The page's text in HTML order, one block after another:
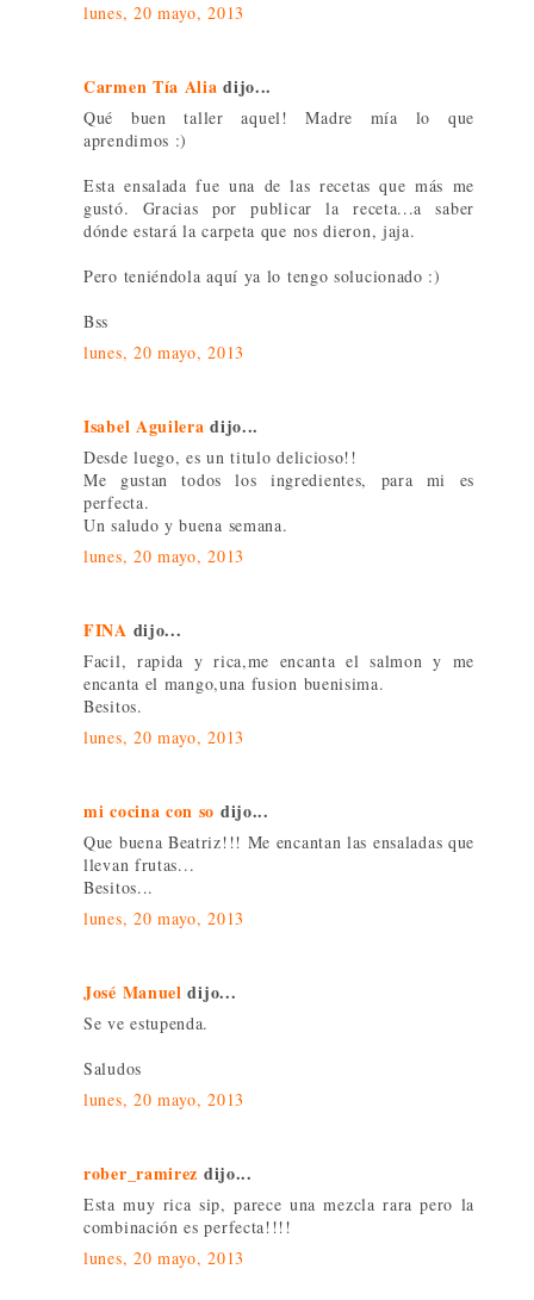
lunes, 20 mayo, 2013
Carmen Tía Alia dijo...
Qué buen taller aquel! Madre mía lo que
aprendimos :)
Esta ensalada fue una de las recetas que más me
gustó. Gracias por publicar la receta...a saber
dónde estará la carpeta que nos dieron, jaja.
Pero teniéndola aquí ya lo tengo solucionado :)
Bss
lunes, 20 mayo, 2013
Isabel Aguilera dijo...
Desde luego, es un titulo delicioso!!
Me gustan todos los ingredientes, para mi es
perfecta.
Un saludo y buena semana.
lunes, 20 mayo, 2013
FINA dijo...
Facil, rapida y rica,me encanta el salmon y me
encanta el mango,una fusion buenisima.
Besitos.
lunes, 20 mayo, 2013
mi cocina con so dijo...
Que buena Beatriz!!! Me encantan las ensaladas que
llevan frutas...
Besitos...
lunes, 20 mayo, 2013
José Manuel dijo...
Se ve estupenda.
Saludos
lunes, 20 mayo, 2013
rober_ramirez dijo...
Esta muy rica sip, parece una mezcla rara pero la
combinación es perfecta!!!!
lunes, 20 mayo, 2013